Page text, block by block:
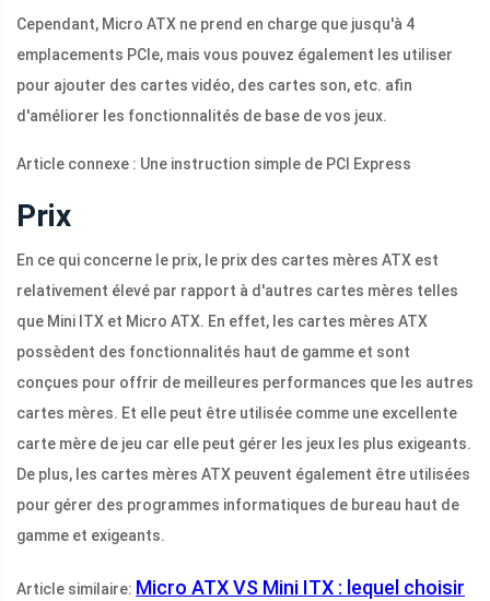
Cependant, Micro ATX ne prend en charge que jusqu'à 4
emplacements PCIe, mais vous pouvez également les utiliser
pour ajouter des cartes vidéo, des cartes son, etc. afin
d'améliorer les fonctionnalités de base de vos jeux.
Article connexe : Une instruction simple de PCI Express
Prix
En ce qui concerne le prix, le prix des cartes mères ATX est
relativement élevé par rapport à d'autres cartes mères telles
que Mini ITX et Micro ATX. En effet, les cartes mères ATX
possèdent des fonctionnalités haut de gamme et sont
conçues pour offrir de meilleures performances que les autres
cartes mères. Et elle peut être utilisée comme une excellente
carte mère de jeu car elle peut gérer les jeux les plus exigeants.
De plus, les cartes mères ATX peuvent également être utilisées
pour gérer des programmes informatiques de bureau haut de
gamme et exigeants.
Article similaire: Micro ATX VS Mini ITX : lequel choisir